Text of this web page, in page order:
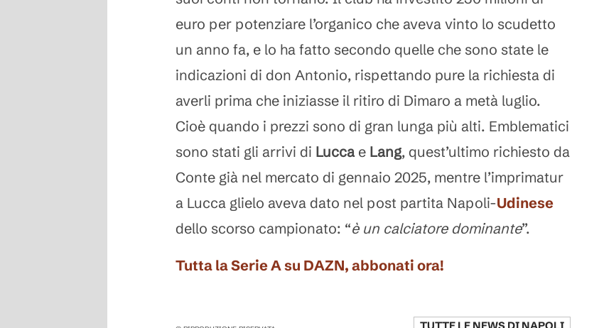
euro per potenziare l’organico che aveva vinto lo scudetto
un anno fa, e lo ha fatto secondo quelle che sono state le
indicazioni di don Antonio, rispettando pure la richiesta di
averli prima che iniziasse il ritiro di Dimaro a metà luglio.
Cioè quando i prezzi sono di gran lunga più alti. Emblematici
sono stati gli arrivi di Luccae Lang, quest’ultimo richiesto da
Conte già nel mercato di gennaio 2025, mentre l’imprimatur
a Lucca glielo aveva dato nel post partita Napoli-Udinese
dello scorso campionato: “è un calciatore dominante”.
Tutta la Serie A su DAZN, abbonati ora!